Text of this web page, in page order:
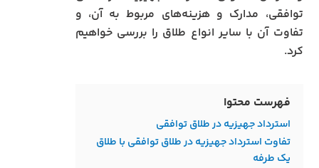
توافقی، مدارک و هزینه‌های مربوط به آن، و
تفاوت آن با سایر انواع طلاق را بررسی خواهیم
کرد.
فهرست محتوا
استرداد جهیزیه در طلاق توافقی
تفاوت استرداد جهیزیه در طلاق توافقی با طلاق
یک‌ طرفه